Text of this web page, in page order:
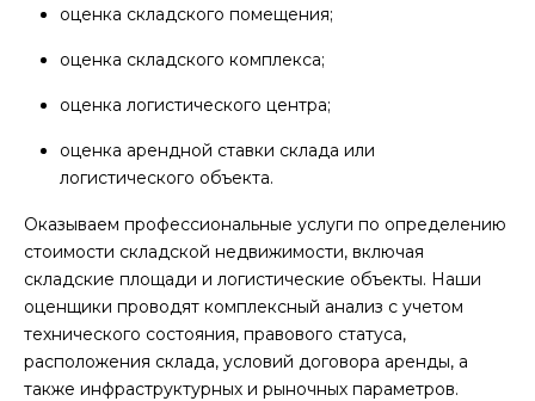
оценка складского помещения;
оценка складского комплекса;
оценка логистического центра;
оценка арендной ставки склада или
логистического объекта.
Оказываем профессиональные услуги по определению
стоимости складской недвижимости, включая
складские площади и логистические объекты. Наши
оценщики проводят комплексный анализ с учетом
технического состояния, правового статуса,
расположения склада, условий договора аренды, а
также инфраструктурных и рыночных параметров.